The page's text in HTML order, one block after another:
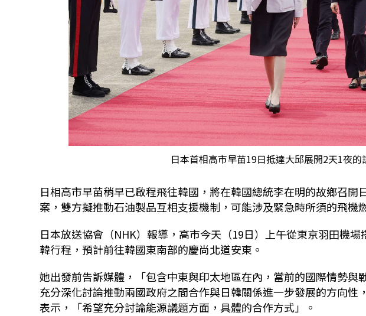
日本首相高市早苗19日抵達大邱展開2天1夜的
日相高市早苗稍早已啟程飛往韓國，將在韓國總統李在明的故鄉召開
案，雙方擬推動石油製品互相支援機制，可能涉及緊急時所須的飛機
日本放送協會（NHK）報導，高市今天（19日）上午從東京羽田機
韓行程，預計前往韓國東南部的慶尚北道安東。
她出發前告訴媒體，「包含中東與印太地區在內，當前的國際情勢與
充分深化討論推動兩國政府之間合作與日韓關係進一步發展的方向性
表示，「希望充分討論能源議題方面，具體的合作方式」。